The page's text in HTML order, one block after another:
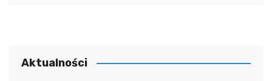
Aktualności